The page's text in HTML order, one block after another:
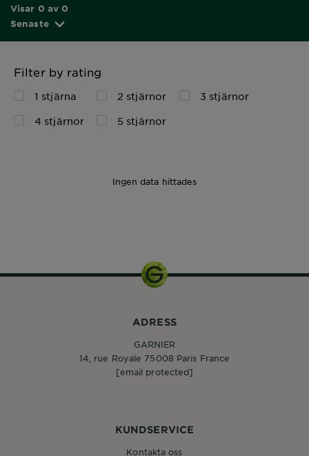
Visar 0 av 0
Senaste
Filter by rating
1 stjärna 2 stjärnor
3 stjärnor
4 stjärnor
5 stjärnor
Ingen data hittades
KUNDSERVICE
Kontakta oss
ADRESS
GARNIER
14, rue Royale 75008 Paris France
[email protected]